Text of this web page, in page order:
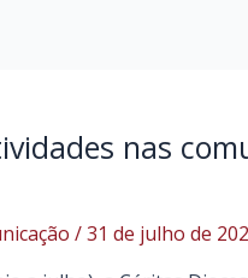
nas
/31 de julho de